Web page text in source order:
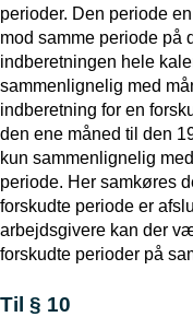
perioder. Den periode
mod samme periode på
indberetningen hele
sammenlignelig med
indberetning for en
den ene måned til den
kun sammenlignelig
periode. Her samkøres
forskudte periode er
arbejdsgivere kan der
forskudte perioder på
Til § 10